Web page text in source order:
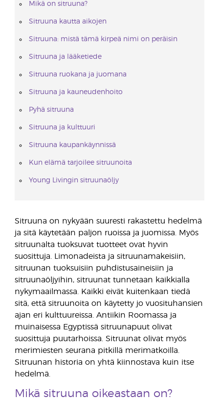
Mikä on sitruuna?
Sitruuna kautta aikojen
Sitruuna: mistä tämä kirpeä nimi on peräisin
Sitruuna ja lääketiede
Sitruuna ruokana ja juomana
Sitruuna ja kauneudenhoito
Pyhä sitruuna
Sitruuna ja kulttuuri
Sitruuna kaupankäynnissä
Kun elämä tarjoilee sitruunoita
Young Livingin sitruunaöljy
Sitruuna on nykyään suuresti rakastettu hedelmä
ja sitä käytetään paljon ruoissa ja juomissa. Myös
sitruunalta tuoksuvat tuotteet ovat hyvin
suosittuja. Limonadeista ja sitruunamakeisiin,
sitruunan tuoksuisiin puhdistusaineisiin ja
sitruunaöljyihin, sitruunat tunnetaan kaikkialla
nykymaailmassa. Kaikki eivät kuitenkaan tiedä
sitä, että sitruunoita on käytetty jo vuosituhansien
ajan eri kulttuureissa. Antiikin Roomassa ja
muinaisessa Egyptissä sitruunapuut olivat
suosittuja puutarhoissa. Sitruunat olivat myös
merimiesten seurana pitkillä merimatkoilla.
Sitruunan historia on yhtä kiinnostava kuin itse
hedelmä.
Mikä sitruuna oikeastaan on?